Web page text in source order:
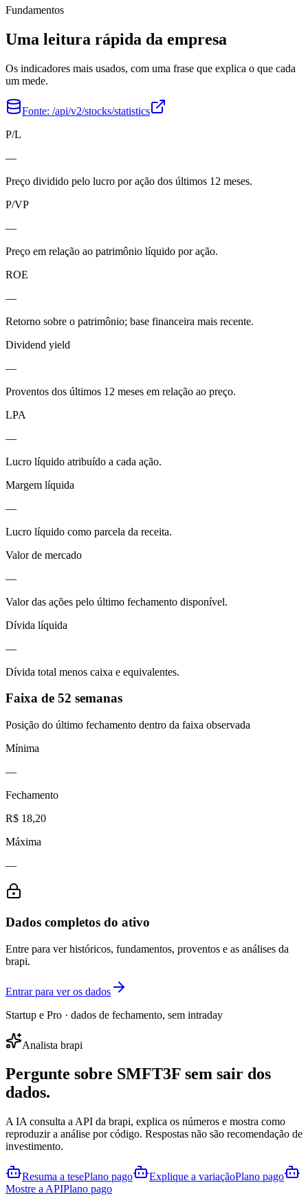
Fundamentos
Uma leitura rápida da empresa
Os indicadores mais usados, com uma frase que explica o que cada
um mede.
Fonte: /api/v2/stocks/statistics
P/L
—
Preço dividido pelo lucro por ação dos últimos 12 meses.
P/VP
—
Preço em relação ao patrimônio líquido por ação.
ROE
—
Retorno sobre o patrimônio; base financeira mais recente.
Dividend yield
—
Proventos dos últimos 12 meses em relação ao preço.
LPA
—
Lucro líquido atribuído a cada ação.
Margem líquida
—
Lucro líquido como parcela da receita.
Valor de mercado
—
Valor das ações pelo último fechamento disponível.
Dívida líquida
—
Dívida total menos caixa e equivalentes.
Faixa de 52 semanas
Posição do último fechamento dentro da faixa observada
Mínima
—
Fechamento
R$ 18,20
Máxima
—
Dados completos do ativo
Entre para ver históricos, fundamentos, proventos e as análises da
brapi.
Entrar para ver os dados
Startup e Pro · dados de fechamento, sem intraday
Analista brapi
Pergunte sobre SMFT3F sem sair dos
dados.
A IA consulta a API da brapi, explica os números e mostra como
reproduzir a análise por código. Respostas não são recomendação de
investimento.
Resuma a tesePlano pago Explique a variaçãoPlano pago
Mostre a APIPlano pago